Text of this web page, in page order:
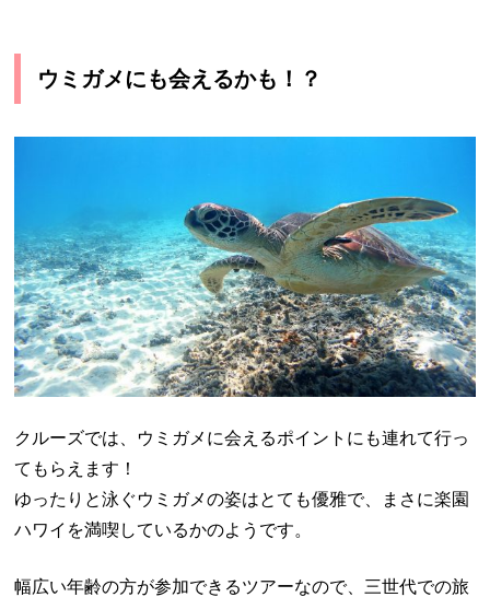
ウミガメにも会えるかも！？
クルーズでは、ウミガメに会えるポイントにも連れて行っ
てもらえます！
ゆったりと泳ぐウミガメの姿はとても優雅で、まさに楽園
ハワイを満喫しているかのようです。
幅広い年齢の方が参加できるツアーなので、三世代での旅